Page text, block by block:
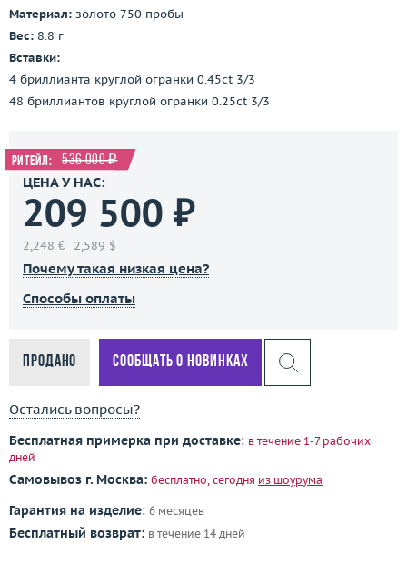
Материал: золото 750 пробы
Вес: 8.8 г
Вставки:
4 бриллианта круглой огранки 0.45ct 3/3
48 бриллиантов круглой огранки 0.25ct 3/3
Ритейл: 536 000 ₽
ЦЕНА У НАС:
209 500 ₽
2,248 € 2,589 $
Почему такая низкая цена?
Способы оплаты
Продано Сообщать о новинках
Остались вопросы?
Бесплатная примерка при доставке: в течение 1-7 рабочих
дней
Самовывоз г. Москва: бесплатно, сегодня из шоурума
Гарантия на изделие: 6 месяцев
Бесплатный возврат: в течение 14 дней